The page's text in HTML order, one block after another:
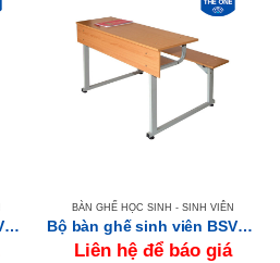
Bộ bàn ghế sinh viên BSV107G
BÀN GHẾ HỌC SINH - SINH VIÊN
Bộ bàn ghế sinh viên BSV103
Liên hệ để báo giá